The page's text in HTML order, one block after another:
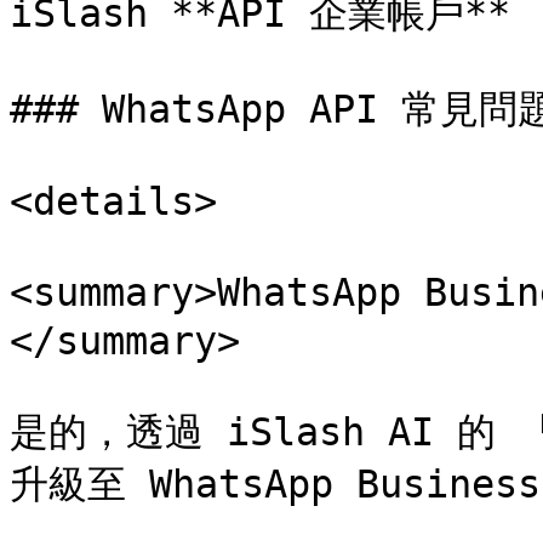
iSlash **API 企業帳戶** ，
### WhatsApp API 常見問
<details>
<summary>WhatsApp
</summary>
是的，透過 iSlash AI 的 「
升級至 WhatsApp